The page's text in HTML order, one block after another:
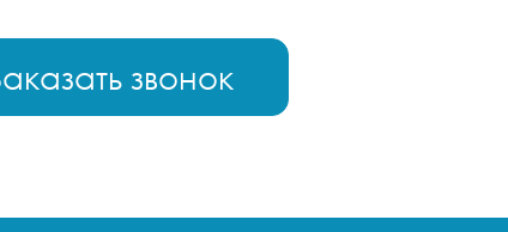
звонок